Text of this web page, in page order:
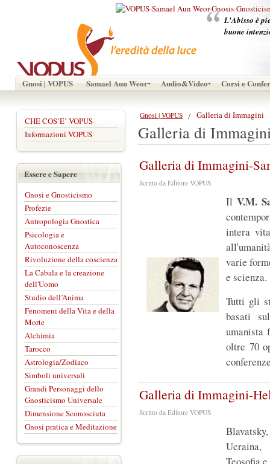
L'Abisso è
buone
Gnosi | VOPUS Samael Aun Weor Audio&Video Corsi e
Gnosi | VOPUS Galleria di Immagini
Galleria di
Galleria di Immagini-
Scritto da Editore VOPUS
IlV.M.
intera
varie
e scienza.
Tutti gli
basati
umanista
oltre 70
Galleria di Immagini-
Scritto da Editore VOPUS
CHE COS’E’ VOPUS
Informazioni VOPUS
Essere e Sapere
Gnosi e Gnosticismo
Profezie
Antropologia Gnostica
Psicologia e
Autoconoscenza
Rivoluzione della coscienza
La Cabala e la creazione
dell'Uomo
Studio dell’Anima
Fenomeni della Vita e della
Morte
Alchimia
Tarocco
Astrologia/Zodiaco
Simboli universali
Grandi Personaggi dello
Gnosticismo Universale
Dimensione Sconosciuta
Gnosi pratica e Meditazione